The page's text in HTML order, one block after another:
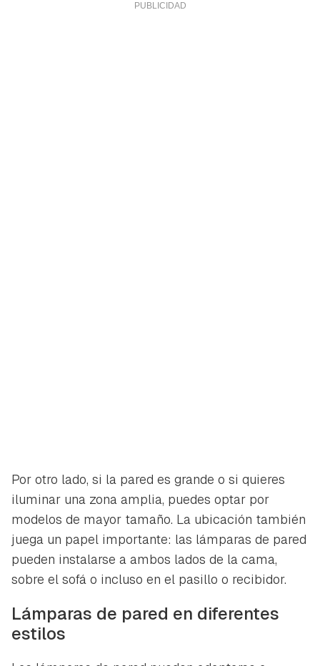
Por otro lado, si la pared es grande o si quieres
iluminar una zona amplia, puedes optar por
modelos de mayor tamaño. La ubicación también
juega un papel importante: las lámparas de pared
pueden instalarse a ambos lados de la cama,
sobre el sofá o incluso en el pasillo o recibidor.
Lámparas de pared en diferentes
estilos